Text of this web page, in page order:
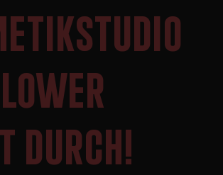
DURCH!